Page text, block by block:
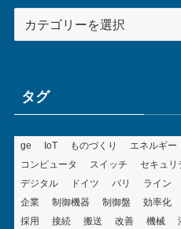
テ
ータグ
ge IoT ものづくり エネルギー
コンピュータ
スイッチ セキュリ
デジタル
ドイツ バリ ライン
企業
制御機器 制御盤 効率化
採用
接続 搬送 改善 機械